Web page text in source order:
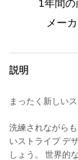
1年間
メー
説明
まったく新しい
洗練されながら
いストライプ デ
しょう。 世界的